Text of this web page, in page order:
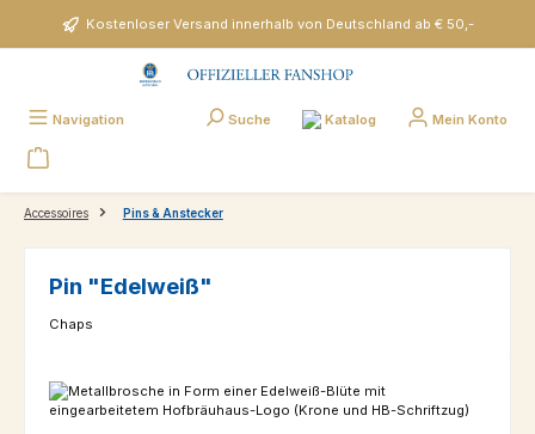
Zum Hauptinhalt springenKostenloser Versand innerhalb von Deutschland ab € 50,-
Navigation Suche Katalog Mein Konto
Accessoires Pins & Anstecker
Pin "Edelweiß"
Chaps
Bildergalerie überspringen